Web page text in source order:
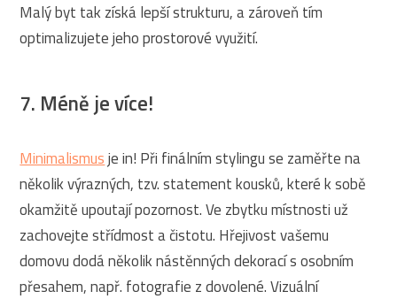
Malý byt tak získá lepší strukturu, a zároveň tím
optimalizujete jeho prostorové využití.
7. Méně je více!
Minimalismusje in! Při finálním stylingu se zaměřte na
několik výrazných, tzv. statement kousků, které k sobě
okamžitě upoutají pozornost. Ve zbytku místnosti už
zachovejte střídmost a čistotu. Hřejivost vašemu
domovu dodá několik nástěnných dekorací s osobním
přesahem, např. fotografie z dovolené. Vizuální